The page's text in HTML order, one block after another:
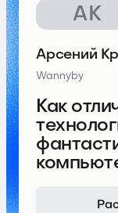
АК
Как
Арсений
Wannyby